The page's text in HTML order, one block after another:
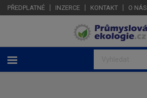
PŘEDPLATNÉ INZERCE KONTAKT O NÁS